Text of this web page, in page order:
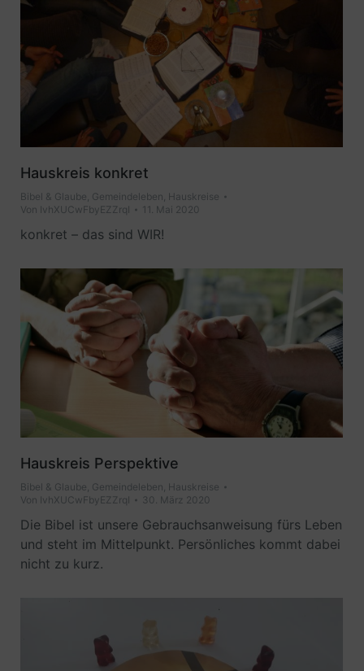
Hauskreis konkret
Bibel & Glaube Gemeindeleben Hauskreise
Von IvhXUCwFbyEZZrqI 11. Mai 2020
konkret – das sind WIR!
Hauskreis Perspektive
Bibel & Glaube Gemeindeleben Hauskreise
Von IvhXUCwFbyEZZrqI 30. März 2020
Die Bibel ist unsere Gebrauchsanweisung fürs Leben
und steht im Mittelpunkt. Persönliches kommt dabei
nicht zu kurz.